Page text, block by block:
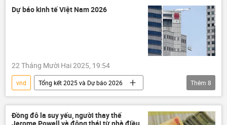
Ngân hàng Nhà nước VN
Dự báo kinh tế Việt Nam 2026
22 Tháng Mười Hai 2025, 19:54
vnd
Tổng kết 2025 và Dự báo 2026
Việt Nam
thông tin
Kinh tế
FDI
Ngân hàng Nhà nước
ASEAN
Thêm 8
Đồng đô la suy yếu, người thay thế
Jerome Powell và động thái từ nhà điều